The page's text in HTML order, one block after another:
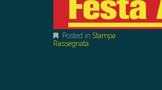
Posted in Stampa
Rassegnata